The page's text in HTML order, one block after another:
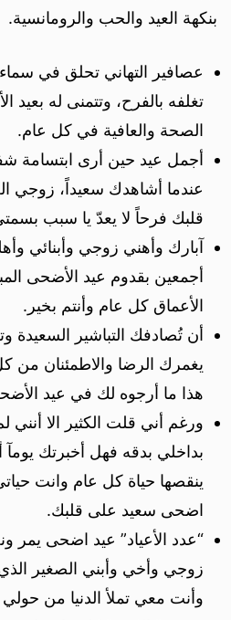
بنكهة العيد والحب والرومانسية.
عصافير التهاني تحلق في
تغلفه بالفرح، وتتمنى له بعيد
الصحة والعافية في كل عام.
أجمل عيد حين أرى ابتسامة
عندما أشاهدك سعيداً، زوجي
قلبك فرحاً لا يعدّ يا سبب
آبارك وأهني زوجي وأبنائي
أجمعين بقدوم عيد الأضحى
الأعماق كل عام وأنتم بخير.
أن تُصادفك التباشير
يغمرك الرضا والاطمئنان من
هذا ما أرجوه لك في عيد
ورغم أني قلت الكثير الا
بداخلي بدقه فهل أخبرتك
ينقصها حياة كل عام وانت
اضحى سعيد على قلبك.
“عدد الأعياد” عيد اضحى يمر
زوجي وأخي وأبني الصغير
وأنت معي تملأ الدنيا من